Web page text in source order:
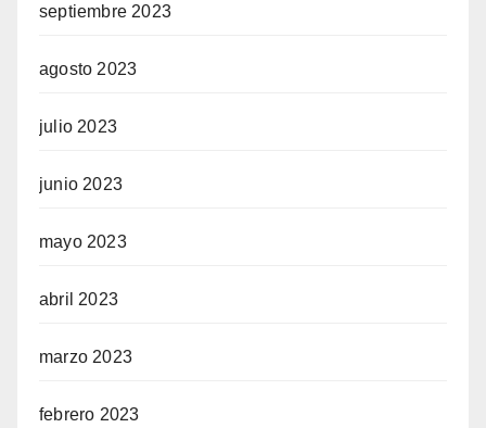
septiembre 2023
agosto 2023
julio 2023
junio 2023
mayo 2023
abril 2023
marzo 2023
febrero 2023